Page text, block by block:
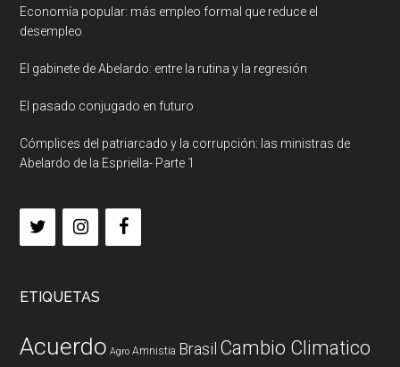
Economía popular: más empleo formal que reduce el
desempleo
El gabinete de Abelardo: entre la rutina y la regresión
El pasado conjugado en futuro
Cómplices del patriarcado y la corrupción: las ministras de
Abelardo de la Espriella- Parte 1
ETIQUETAS
Acuerdo Agro Amnistia Brasil Cambio Climatico